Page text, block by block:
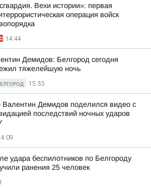
Вехи истории»: первая
операция войск
14:44
Демидов: Белгород сегодня
тяжелейшую ночь
15:33
Валентин Демидов поделился видео с
последствий ночных ударов
удара беспилотников по Белгороду
ранения 25 человек